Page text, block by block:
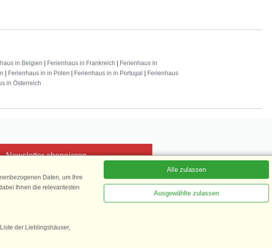
in Belgien Ferienhaus in Frankreich
Ferienhaus in
Ferienhaus in in Polen Ferienhaus in in Portugal
Ferienhaus
in Österreich
Newsletter abonnieren
auf mehr 135.870 Kundenbewertungen
Daten, um Ihre
Ihnen die relevantesten
der Lieblingshäuser,
Alle zulassen
Ausgewählte zulassen